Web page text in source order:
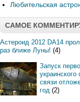
Любительская
САМОЕ
Астероид 2012 DA14
раз ближе Луны! (4)
Запуск
украинского
связи
год (2)